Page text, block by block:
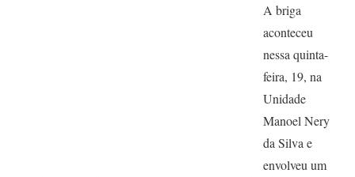
A briga
aconteceu
nessa quinta-
feira, 19, na
Unidade
Manoel Nery
da Silva e
envolveu um